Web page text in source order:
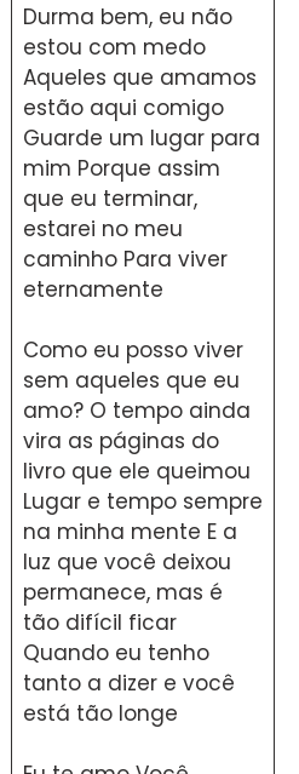
Durma bem, eu não
estou com medo
Aqueles que amamos
estão aqui comigo
Guarde um lugar para
mim Porque assim
que eu terminar,
estarei no meu
caminho Para viver
eternamente
Como eu posso viver
sem aqueles que eu
amo? O tempo ainda
vira as páginas do
livro que ele queimou
Lugar e tempo sempre
na minha mente E a
luz que você deixou
permanece, mas é
tão difícil ficar
Quando eu tenho
tanto a dizer e você
está tão longe